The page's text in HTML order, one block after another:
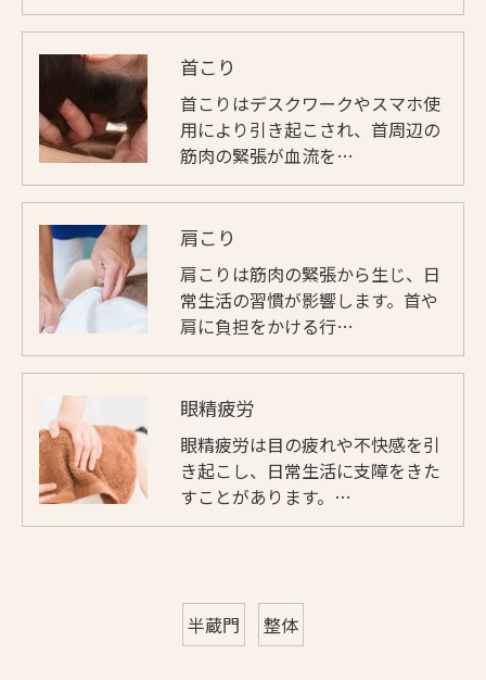
首こり
首こりはデスクワークやスマホ使
用により引き起こされ、首周辺の
筋肉の緊張が血流を…
肩こり
肩こりは筋肉の緊張から生じ、日
常生活の習慣が影響します。首や
肩に負担をかける行…
眼精疲労
眼精疲労は目の疲れや不快感を引
き起こし、日常生活に支障をきた
すことがあります。…
半蔵門 整体